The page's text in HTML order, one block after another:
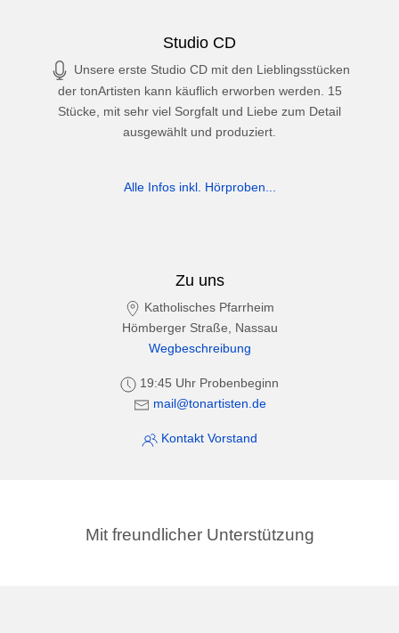
Studio CD
Unsere erste Studio CD mit den Lieblingsstücken
der tonArtisten kann käuflich erworben werden. 15
Stücke, mit sehr viel Sorgfalt und Liebe zum Detail
ausgewählt und produziert.
Alle Infos inkl. Hörproben...
Zu uns
Katholisches Pfarrheim
Hömberger Straße, Nassau
Wegbeschreibung
19:45 Uhr Probenbeginn
mail@tonartisten.de
Kontakt Vorstand
Mit freundlicher Unterstützung